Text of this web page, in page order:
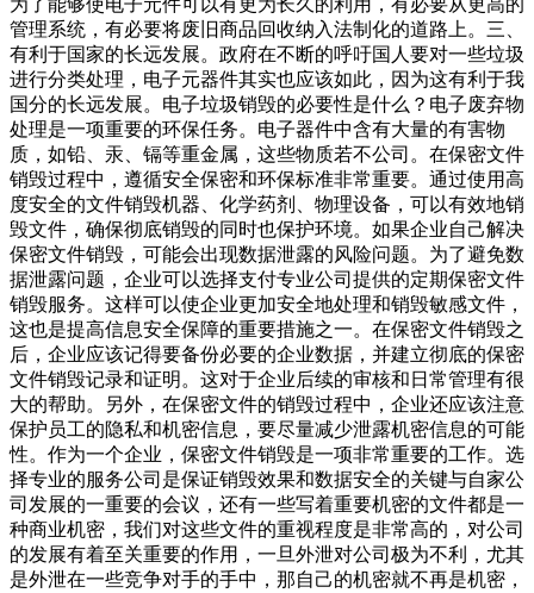
为了能够使电子元件可以有更为长久的利用，有必要从更高的
管理系统，有必要将废旧商品回收纳入法制化的道路上。三、
有利于国家的长远发展。政府在不断的呼吁国人要对一些垃圾
进行分类处理，电子元器件其实也应该如此，因为这有利于我
国分的长远发展。电子垃圾销毁的必要性是什么？电子废弃物
处理是一项重要的环保任务。电子器件中含有大量的有害物
质，如铅、汞、镉等重金属，这些物质若不公司。在保密文件
销毁过程中，遵循安全保密和环保标准非常重要。通过使用高
度安全的文件销毁机器、化学药剂、物理设备，可以有效地销
毁文件，确保彻底销毁的同时也保护环境。如果企业自己解决
保密文件销毁，可能会出现数据泄露的风险问题。为了避免数
据泄露问题，企业可以选择支付专业公司提供的定期保密文件
销毁服务。这样可以使企业更加安全地处理和销毁敏感文件，
这也是提高信息安全保障的重要措施之一。在保密文件销毁之
后，企业应该记得要备份必要的企业数据，并建立彻底的保密
文件销毁记录和证明。这对于企业后续的审核和日常管理有很
大的帮助。另外，在保密文件的销毁过程中，企业还应该注意
保护员工的隐私和机密信息，要尽量减少泄露机密信息的可能
性。作为一个企业，保密文件销毁是一项非常重要的工作。选
择专业的服务公司是保证销毁效果和数据安全的关键与自家公
司发展的一重要的会议，还有一些写着重要机密的文件都是一
种商业机密，我们对这些文件的重视程度是非常高的，对公司
的发展有着至关重要的作用，一旦外泄对公司极为不利，尤其
是外泄在一些竞争对手的手中，那自己的机密就不再是机密，